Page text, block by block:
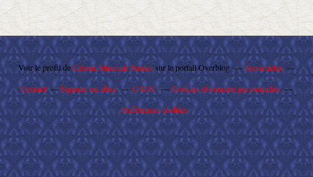
Voir le profil deCitroën Maserati Nantessur le portail Overblog
Top articles
Contact
Signaler un abus C.G.U.
Cookies et données personnelles
Préférences cookies